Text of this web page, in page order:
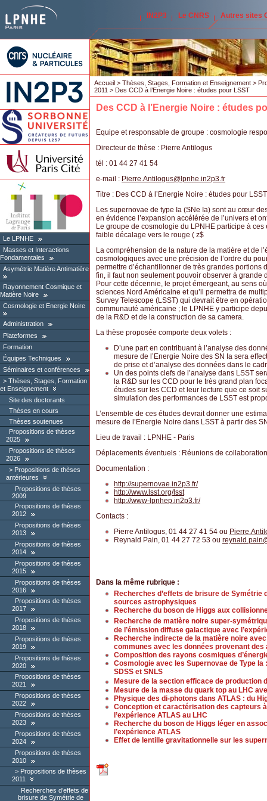
IN2P3 Le CNRS Autres sites
Le LPNHE
Masses et Interactions
Fondamentales
Asymétrie Matière Antimatière
Rayonnement Cosmique et
Matière Noire
Cosmologie et Energie Noire
Administration
Plateformes
Formation
Équipes Techniques
Séminaires et conférences
Thèses, Stages, Formation
et Enseignement
Site des doctorants
Thèses en cours
Thèses soutenues
Propositions de thèses
2025
Propositions de thèses
2026
Propositions de thèses
antérieures
Propositions de thèses
2009
Propositions de thèses
2012
Propositions de thèses
2013
Propositions de thèses
2014
Propositions de thèses
2015
Propositions de thèses
2016
Propositions de thèses
2017
Propositions de thèses
2018
Propositions de thèses
2019
Propositions de thèses
2020
Propositions de thèses
2021
Propositions de thèses
2022
Propositions de thèses
2023
Propositions de thèses
2024
Propositions de thèses
2010
Propositions de thèses
2011
Recherches d’effets de
brisure de Symétrie de
Accueil > Thèses, Stages, Formation et Enseignement >
2011 > Des CCD à l’Energie Noire : études pour LSST
Des CCD à l’Energie Noire : études
Equipe et responsable de groupe : cosmologie
Directeur de thèse : Pierre Antilogus
tél : 01 44 27 41 54
e-mail : Pierre.Antilogus@ lpnhe.in2p3.fr
Titre : Des CCD à l’Energie Noire : études pour LSST
Les supernovae de type Ia (SNe Ia) sont au cœur
en évidence l’expansion accélérée de l’univers et
Le groupe de cosmologie du LPNHE participe à
faible décalage vers le rouge ( z$
La compréhension de la nature de la matière et de
cosmologiques avec une précision de l’ordre du
permettre d’échantillonner de très grandes portions
fin, il faut non seulement pouvoir observer à grande
Pour cette décennie, le projet émergeant, au sens
sciences Nord Américaine et qu’il permettra de
Survey Telescope (LSST) qui devrait être en
communauté américaine ; le LPNHE y participe
de la R&D et de la construction de sa camera.
La thèse proposée comporte deux volets :
D’une part en contribuant à l’analyse des
mesure de l’Energie Noire des SN Ia sera
de prise et d’analyse des données dans le
Un des points clefs de l’analyse dans LSST
la R&D sur les CCD pour le très grand plan
études sur les CCD et leur lecture que ce soit
simulation des performances de LSST est
L’ensemble de ces études devrait donner une
mesure de l’Energie Noire dans LSST à partir des
Lieu de travail : LPNHE - Paris
Déplacements éventuels : Réunions de collaboration
Documentation :
http://supernovae.in2p3.fr/
http://www.lsst.org/lsst
http://www-lpnhep.in2p3.fr/
Contacts :
Pierre Antilogus, 01 44 27 41 54 ou
Reynald Pain, 01 44 27 72 53 ou reynald.pain
Dans la même rubrique :
Recherches d’effets de brisure de Symétrie
sources astrophysiques
Recherche du boson de Higgs aux
Recherche de matière noire super-
de l’émission diffuse galactique avec
Recherche indirecte de la matière noire
communes avec les données provenant des
Composition des rayons cosmiques
Cosmologie avec les Supernovae de Type
SDSS et SNLS
Mesure de la section efficace de production
Mesure de la masse du quark top au LHC
Physique des di-photons dans ATLAS : du
Conception et caractérisation des capteurs
l’expérience ATLAS au LHC
Recherche du boson de Higgs léger en
l’expérience ATLAS
Effet de lentille gravitationnelle sur les